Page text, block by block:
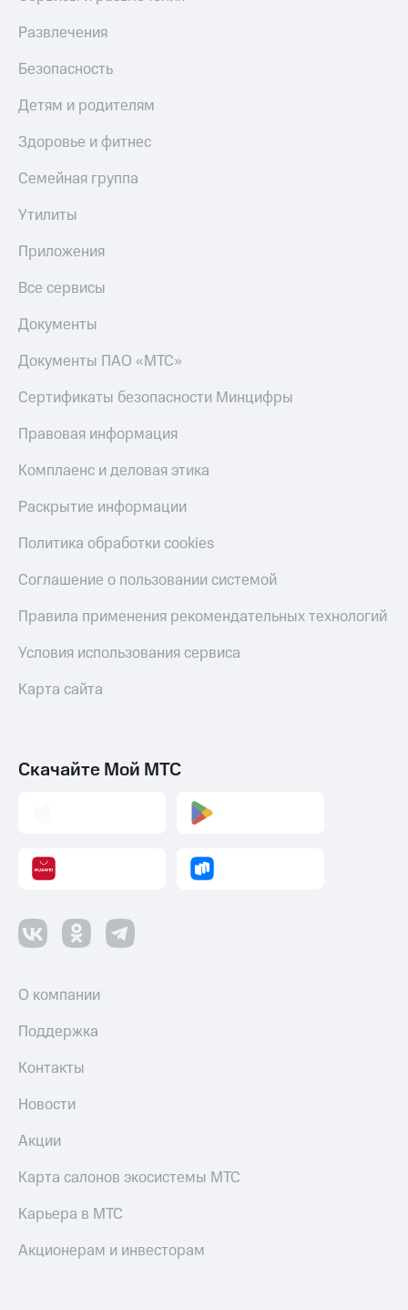
Развлечения
Безопасность
Детям и родителям
Здоровье и фитнес
Семейная группа
Утилиты
Приложения
Все сервисы
Документы
Документы ПАО «МТС»
Сертификаты безопасности Минцифры
Правовая информация
Комплаенс и деловая этика
Раскрытие информации
Политика обработки cookies
Соглашение о пользовании системой
Правила применения рекомендательных технологий
Условия использования сервиса
Карта сайта
Скачайте Мой МТС
О компании
Поддержка
Контакты
Новости
Акции
Карта салонов экосистемы МТС
Карьера в МТС
Акционерам и инвесторам